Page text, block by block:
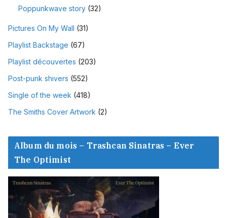
Poppunkwave story (32)
Pictures On My Wall (31)
Playlist Backstage (67)
Playlist découvertes (203)
Post-punk shivers (552)
Single of the week (418)
The Smiths Cover Artwork (2)
Album du mois – Trashcan Sinatras – Ever
The Optimist